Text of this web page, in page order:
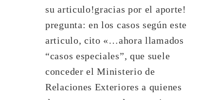
su articulo!gracias por el aporte!
pregunta: en los casos según este
articulo, cito «…ahora llamados
“casos especiales”, que suele
conceder el Ministerio de
Relaciones Exteriores a quienes